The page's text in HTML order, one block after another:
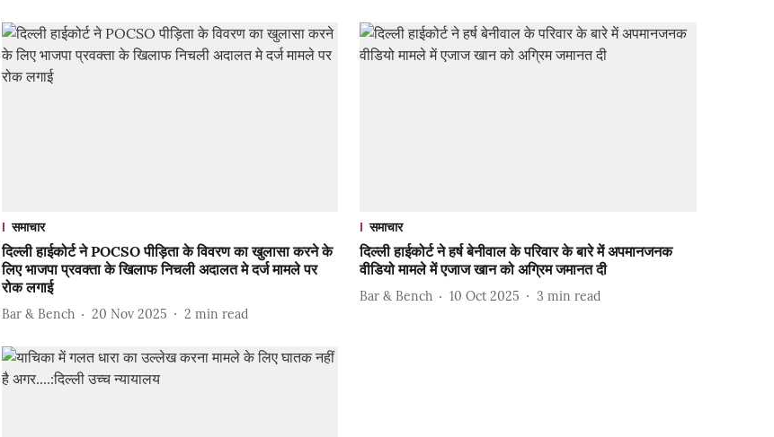
समाचार
दिल्ली हाईकोर्ट ने POCSO पीड़िता के विवरण का खुलासा करने के
लिए भाजपा प्रवक्ता के खिलाफ निचली अदालत मे दर्ज मामले पर
रोक लगाई
Bar & Bench 20 Nov 2025 2 min read
समाचार
दिल्ली हाईकोर्ट ने हर्ष बेनीवाल के परिवार के बारे में अपमानजनक
वीडियो मामले में एजाज खान को अग्रिम जमानत दी
Bar & Bench 10 Oct 2025 3 min read